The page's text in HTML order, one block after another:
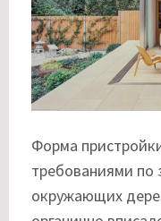
Форма
требованиями по
окружающих